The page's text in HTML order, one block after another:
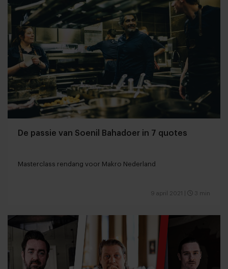
De passie van Soenil Bahadoer in 7 quotes
Masterclass rendang voor Makro Nederland
9 april 2021 3 min